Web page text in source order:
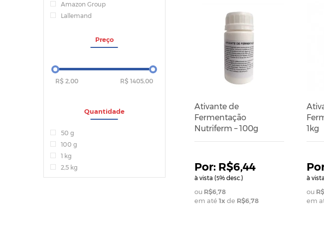
Amazon Group
Lallemand
Preço
R$ 2,00 R$ 1405,00
Quantidade
50 g
100 g
1 kg
2,5 kg
Ativante de
Fermentação
Nutriferm – 100g
R$6,44
à vista (5% desc.)
R$6,78
em até 1x de R$6,78
1kg
à
em